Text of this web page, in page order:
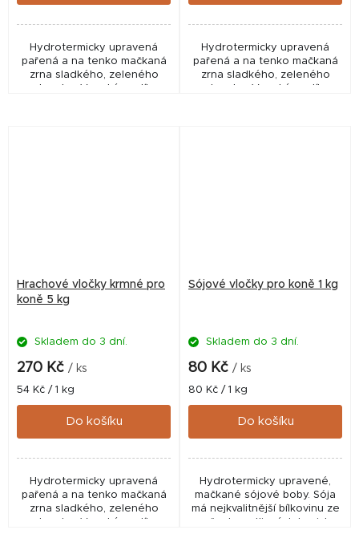
Hydrotermicky upravená
pařená a na tenko mačkaná
zrna sladkého, zeleného
hrachu. Vysoký podíl
Hydrotermicky upravená
pařená a na tenko mačkaná
zrna sladkého, zeleného
hrachu. Vysoký podíl
Hrachové vločky krmné pro
koně 5 kg
Skladem do 3 dní.
270 Kč / ks
Měrná
cena:
54 Kč / 1 kg
Do košíku
Hydrotermicky upravená
pařená a na tenko mačkaná
zrna sladkého, zeleného
Sójové vločky pro koně 1 kg
Skladem do 3 dní.
80 Kč / ks
Měrná
cena:
80 Kč / 1 kg
Do košíku
Hydrotermicky upravené,
mačkané sójové boby. Sója
má nejkvalitnější bílkovinu ze